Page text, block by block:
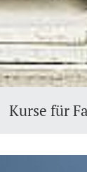
Kurse für